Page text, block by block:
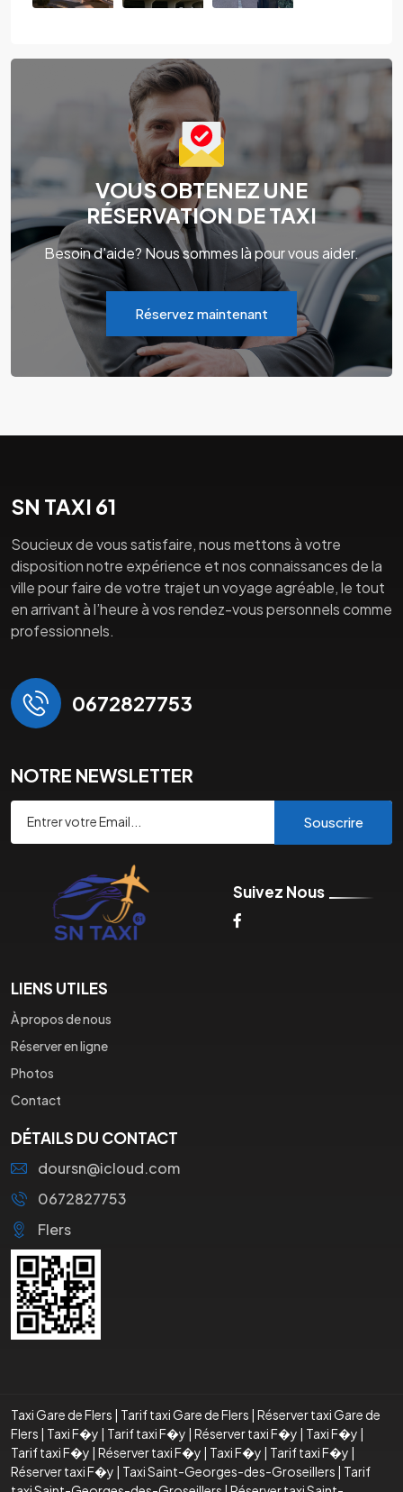
VOUS OBTENEZ UNE
RÉSERVATION DE TAXI
Besoin d'aide? Nous sommes là pour vous aider.
Réservez maintenant
SN TAXI 61
Soucieux de vous satisfaire, nous mettons à votre
disposition notre expérience et nos connaissances de la
ville pour faire de votre trajet un voyage agréable, le tout
en arrivant à l’heure à vos rendez-vous personnels comme
professionnels.
0672827753
NOTRE NEWSLETTER
Souscrire
Suivez Nous
LIENS UTILES
À propos de nous
Réserver en ligne
Photos
Contact
DÉTAILS DU CONTACT
doursn@icloud.com
0672827753
Flers
Taxi Gare de Flers | Tarif taxi Gare de Flers | Réserver taxi Gare de
Flers | Taxi F�y | Tarif taxi F�y | Réserver taxi F�y | Taxi F�y |
Tarif taxi F�y | Réserver taxi F�y | Taxi F�y | Tarif taxi F�y |
Réserver taxi F�y | Taxi Saint-Georges-des-Groseillers | Tarif